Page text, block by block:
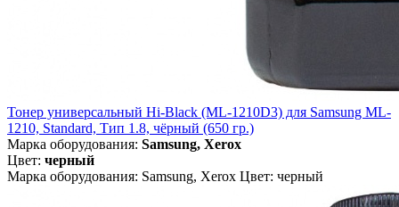
Тонер универсальный Hi-Black (ML-1210D3) для Samsung ML-
1210, Standard, Тип 1.8, чёрный (650 гр.)
Марка оборудования: Samsung, Xerox
Цвет: черный
Марка оборудования: Samsung, Xerox Цвет: черный